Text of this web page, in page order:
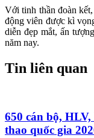
Với tinh thần đoàn
động viên được kì
diễn đẹp mắt, ấn
năm nay.
Tin liên quan
650 cán bộ,
thao quốc gia